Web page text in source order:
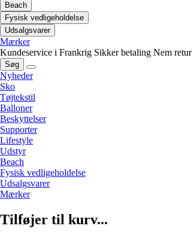
Beach
Fysisk vedligeholdelse
Udsalgsvarer
Mærker
Kundeservice i Frankrig Sikker betaling Nem retur
Søg
Nyheder
Sko
Tøjtekstil
Balloner
Beskyttelser
Supporter
Lifestyle
Udstyr
Beach
Fysisk vedligeholdelse
Udsalgsvarer
Mærker
Tilføjer til kurv...